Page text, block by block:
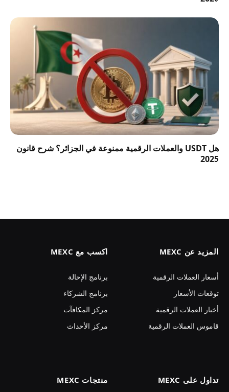
هل USDT والعملات الرقمية ممنوعة في الجزائر؟ شرح قانون
2025
المزيد عن MEXC
أسعار العملات الرقمية
توقعات الأسعار
أخبار العملات الرقمية
قاموس العملات الرقمية
اكسب مع MEXC
برنامج الإحالة
برنامج الشركاء
مركز المكافآت
مركز الأحداث
تداول على MEXC منتجات MEXC